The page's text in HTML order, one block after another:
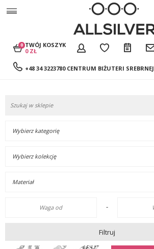
+48 34 3223780 CENTRUM BIŻUTERI SREBRNEJ
TWÓJ KOSZYK
0 ZŁ
0
-
Filtruj